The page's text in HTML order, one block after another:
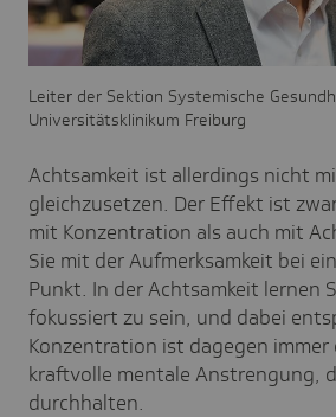
Leiter der Sektion Systemische
Universitätsklinikum Freiburg
Achtsamkeit ist allerdings nicht
gleichzusetzen. Der Effekt ist
mit Konzentration als auch mit
Sie mit der Aufmerksamkeit bei
Punkt. In der Achtsamkeit lernen
fokussiert zu sein, und dabei
Konzentration ist dagegen immer
kraftvolle mentale Anstrengung,
durchhalten.